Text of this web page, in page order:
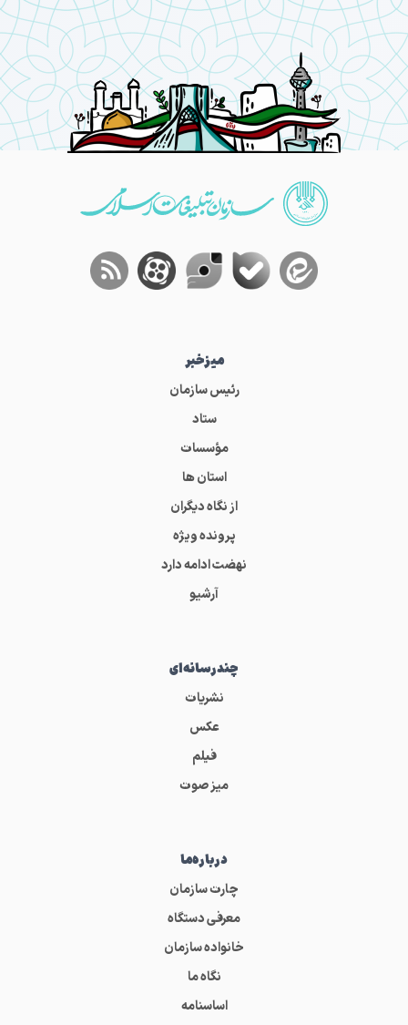
میز‌خبر
رئیس سازمان
ستاد
مؤسسات
استان ها
از نگاه دیگران
پرونده ویژه
نهضت ادامه دارد
آرشیو
چندرسانه‌ای
نشریات
عکس
فیلم
میز صوت
درباره‌ما
چارت سازمان
معرفی دستگاه
خانواده سازمان
نگاه ما
اساسنامه